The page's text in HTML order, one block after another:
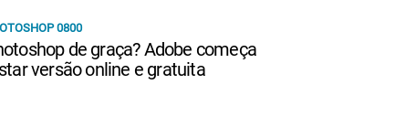
0800
de graça? Adobe começa
versão online e gratuita